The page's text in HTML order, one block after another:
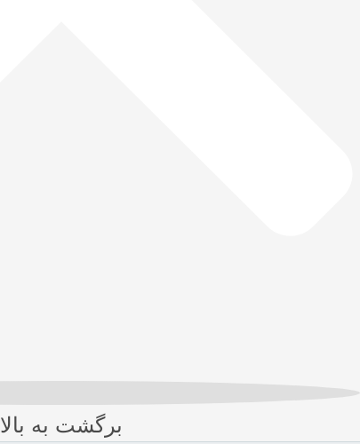
برگشت به بالا